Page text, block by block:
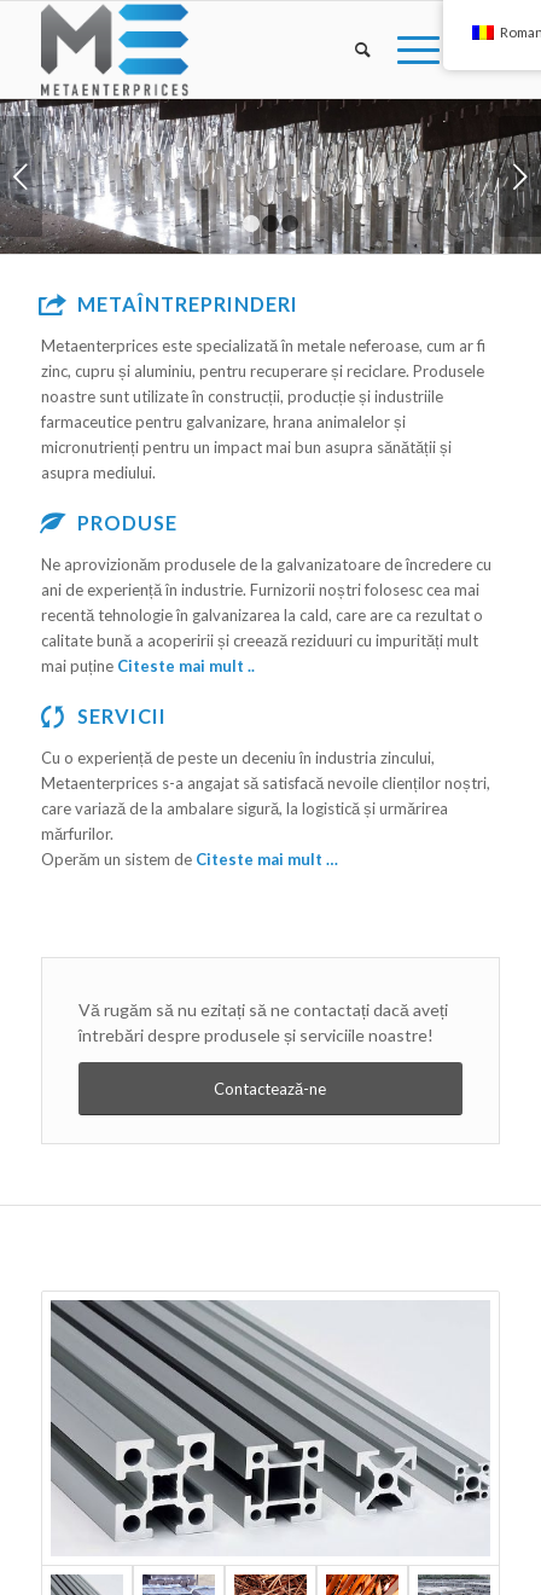
Urmatorul
1 2 3
METAÎNTREPRINDERI
Metaenterprices este specializată în metale neferoase, cum ar fi
zinc, cupru și aluminiu, pentru recuperare și reciclare. Produsele
noastre sunt utilizate în construcții, producție și industriile
farmaceutice pentru galvanizare, hrana animalelor și
micronutrienți pentru un impact mai bun asupra sănătății și
asupra mediului.
PRODUSE
Ne aprovizionăm produsele de la galvanizatoare de încredere cu
ani de experiență în industrie. Furnizorii noștri folosesc cea mai
recentă tehnologie în galvanizarea la cald, care are ca rezultat o
calitate bună a acoperirii și creează reziduuri cu impurități mult
mai puține Citeste mai mult ..
SERVICII
Cu o experiență de peste un deceniu în industria zincului,
Metaenterprices s-a angajat să satisfacă nevoile clienților noștri,
care variază de la ambalare sigură, la logistică și urmărirea
mărfurilor.
Operăm un sistem de Citeste mai mult …
Vă rugăm să nu ezitați să ne contactați dacă aveți
întrebări despre produsele și serviciile noastre!
Contactează-ne